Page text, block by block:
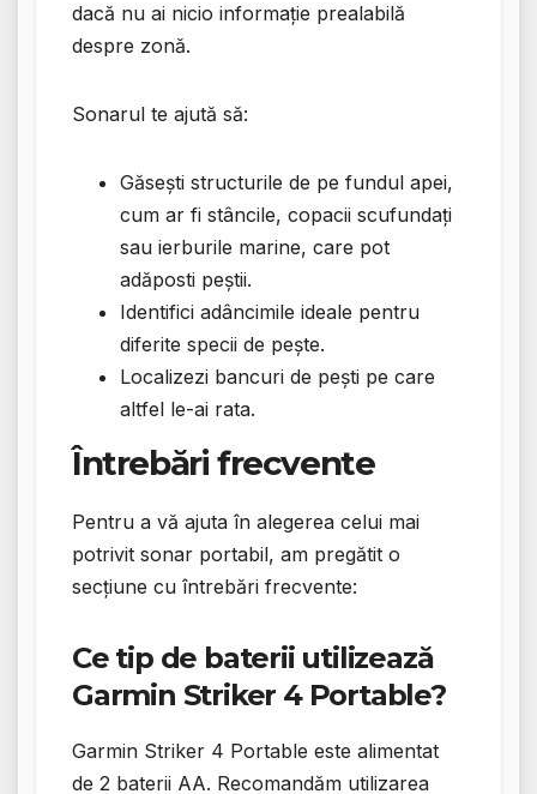
dacă nu ai nicio informație prealabilă
despre zonă.
Sonarul te ajută să:
Găsești structurile de pe fundul apei,
cum ar fi stâncile, copacii scufundați
sau ierburile marine, care pot
adăposti peștii.
Identifici adâncimile ideale pentru
diferite specii de pește.
Localizezi bancuri de pești pe care
altfel le-ai rata.
Întrebări frecvente
Pentru a vă ajuta în alegerea celui mai
potrivit sonar portabil, am pregătit o
secțiune cu întrebări frecvente:
Ce tip de baterii utilizează
Garmin Striker 4 Portable?
Garmin Striker 4 Portable este alimentat
de 2 baterii AA. Recomandăm utilizarea